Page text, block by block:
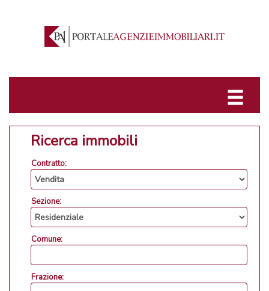
Ricerca immobili
Contratto:
Sezione:
Comune:
Frazione: